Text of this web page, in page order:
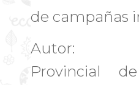
de campañas
Autor:
Provincial